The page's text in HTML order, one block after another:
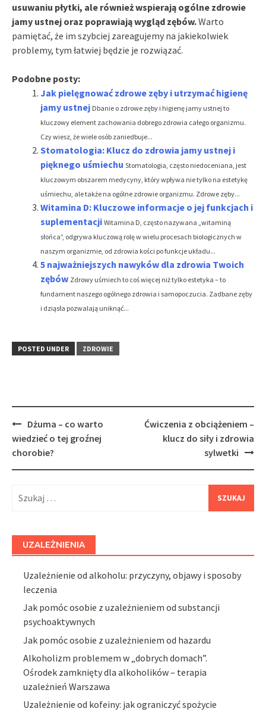
usuwaniu płytki, ale również wspierają ogólne zdrowie
jamy ustnej oraz poprawiają wygląd zębów.Warto
pamiętać, że im szybciej zareagujemy na jakiekolwiek
problemy, tym łatwiej będzie je rozwiązać.
Podobne posty:
Jak pielęgnować zdrowe zęby i utrzymać higienę
jamy ustnej Dbanie o zdrowe zęby i higienę jamy ustnej to
kluczowy element zachowania dobrego zdrowia całego organizmu.
Czy wiesz, że wiele osób zaniedbuje...
Stomatologia: Klucz do zdrowia jamy ustnej i
pięknego uśmiechu Stomatologia, często niedoceniana, jest
kluczowym obszarem medycyny, który wpływa nie tylko na estetykę
uśmiechu, ale także na ogólne zdrowie organizmu. Zdrowe zęby...
Witamina D: Kluczowe informacje o jej funkcjach i
suplementacji Witamina D, często nazywana „witaminą
słońca”, odgrywa kluczową rolę w wielu procesach biologicznych w
naszym organizmie, od zdrowia kości po funkcje układu...
5 najważniejszych nawyków dla zdrowia Twoich
zębów Zdrowy uśmiech to coś więcej niż tylko estetyka – to
fundament naszego ogólnego zdrowia i samopoczucia. Zadbane zęby
i dziąsła pozwalają uniknąć...
POSTED UNDER ZDROWIE
Post
navigation
Dżuma – co warto
wiedzieć o tej groźnej
chorobie?
Ćwiczenia z obciążeniem –
klucz do siły i zdrowia
sylwetki
UZALEŻNIENIA
Uzależnienie od alkoholu: przyczyny, objawy i sposoby
leczenia
Jak pomóc osobie z uzależnieniem od substancji
psychoaktywnych
Jak pomóc osobie z uzależnieniem od hazardu
Alkoholizm problemem w „dobrych domach”.
Ośrodek zamknięty dla alkoholików – terapia
uzależnień Warszawa
Uzależnienie od kofeiny: jak ograniczyć spożycie